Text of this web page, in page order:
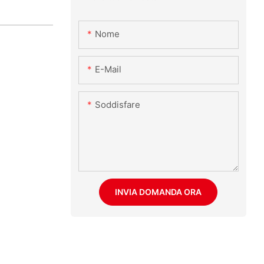
Nome
E-Mail
Soddisfare
INVIA DOMANDA ORA